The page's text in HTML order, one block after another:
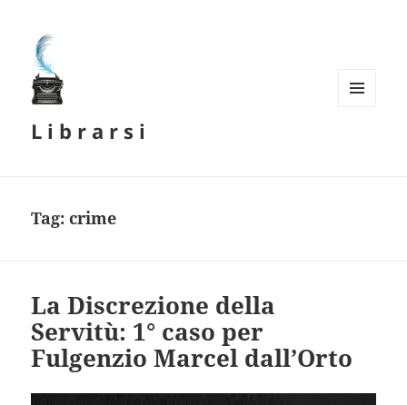
L i b r a r s i
Tag:crime
La Discrezione della
Servitù: 1° caso per
Fulgenzio Marcel dall’Orto